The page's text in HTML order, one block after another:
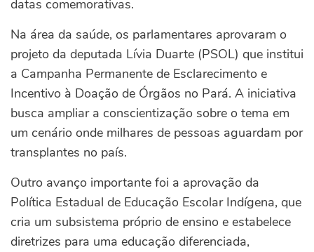
datas comemorativas.
Na área da saúde, os parlamentares aprovaram o
projeto da deputada Lívia Duarte (PSOL) que institui
a Campanha Permanente de Esclarecimento e
Incentivo à Doação de Órgãos no Pará. A iniciativa
busca ampliar a conscientização sobre o tema em
um cenário onde milhares de pessoas aguardam por
transplantes no país.
Outro avanço importante foi a aprovação da
Política Estadual de Educação Escolar Indígena, que
cria um subsistema próprio de ensino e estabelece
diretrizes para uma educação diferenciada,